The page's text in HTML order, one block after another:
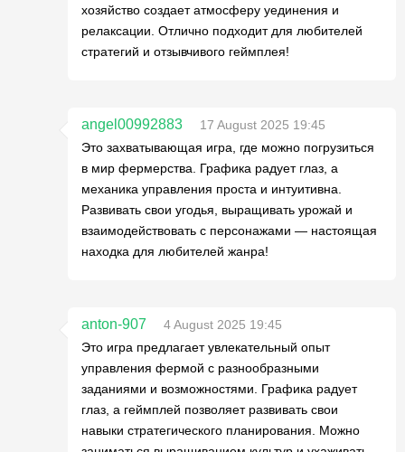
хозяйство создает атмосферу уединения и
релаксации. Отлично подходит для любителей
стратегий и отзывчивого геймплея!
angel00992883
17 August 2025 19:45
Это захватывающая игра, где можно погрузиться
в мир фермерства. Графика радует глаз, а
механика управления проста и интуитивна.
Развивать свои угодья, выращивать урожай и
взаимодействовать с персонажами — настоящая
находка для любителей жанра!
anton-907
4 August 2025 19:45
Это игра предлагает увлекательный опыт
управления фермой с разнообразными
заданиями и возможностями. Графика радует
глаз, а геймплей позволяет развивать свои
навыки стратегического планирования. Можно